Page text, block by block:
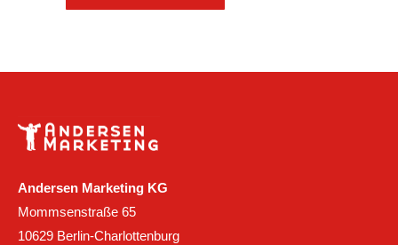
Andersen Marketing KG
Mommsenstraße 65
10629 Berlin-Charlottenburg